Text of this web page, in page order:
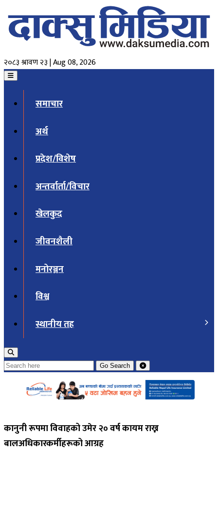
२०८३ श्रावण २३ | Aug 08, 2026
समाचार
अर्थ
प्रदेश/विशेष
अन्तर्वार्ता/विचार
खेलकुद
जीवनशैली
मनोरञ्जन
विश्व
स्थानीय तह
Go Search
कानुनी रूपमा विवाहको उमेर २० वर्ष कायम राख्न
बालअधिकारकर्मीहरूको आग्रह